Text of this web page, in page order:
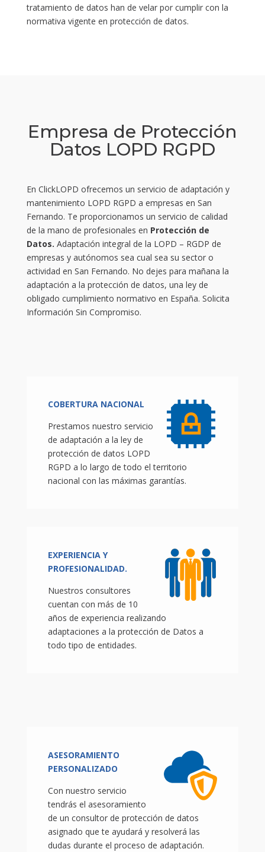
tratamiento de datos han de velar por cumplir con la
normativa vigente en protección de datos.
Empresa de Protección
Datos LOPD RGPD
En ClickLOPD ofrecemos un servicio de adaptación y
mantenimiento LOPD RGPD a empresas en San
Fernando. Te proporcionamos un servicio de calidad
de la mano de profesionales en Protección de
Datos. Adaptación integral de la LOPD – RGDP de
empresas y autónomos sea cual sea su sector o
actividad en San Fernando. No dejes para mañana la
adaptación a la protección de datos, una ley de
obligado cumplimiento normativo en España. Solicita
Información Sin Compromiso.
COBERTURA NACIONAL
Prestamos nuestro servicio
de adaptación a la ley de
protección de datos LOPD
RGPD a lo largo de todo el territorio
nacional con las máximas garantías.
EXPERIENCIA Y
PROFESIONALIDAD.
Nuestros consultores
cuentan con más de 10
años de experiencia realizando
adaptaciones a la protección de Datos a
todo tipo de entidades.
ASESORAMIENTO
PERSONALIZADO
Con nuestro servicio
tendrás el asesoramiento
de un consultor de protección de datos
asignado que te ayudará y resolverá las
dudas durante el proceso de adaptación.